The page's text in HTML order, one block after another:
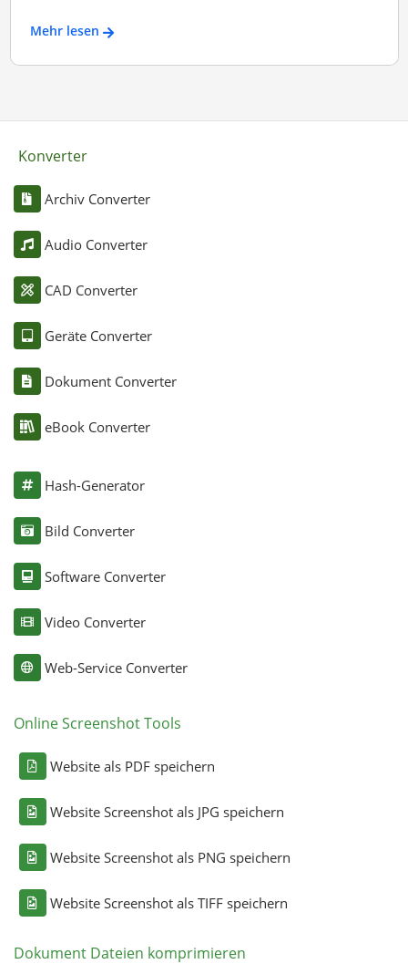
Mehr lesen
Konverter
Archiv Converter
Audio Converter
CAD Converter
Geräte Converter
Dokument Converter
eBook Converter
Hash-Generator
Bild Converter
Software Converter
Video Converter
Web-Service Converter
Online Screenshot Tools
Website als PDF speichern
Website Screenshot als JPG speichern
Website Screenshot als PNG speichern
Website Screenshot als TIFF speichern
Dokument Dateien komprimieren